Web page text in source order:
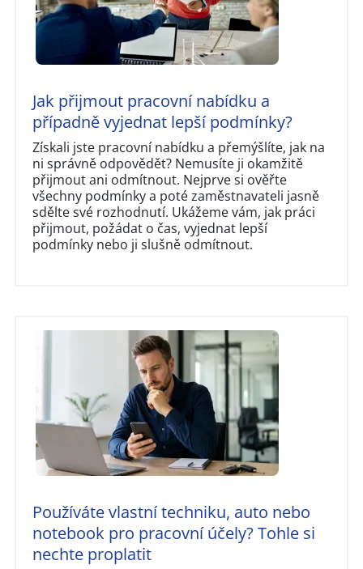
Jak přijmout pracovní nabídku a
případně vyjednat lepší podmínky?
Získali jste pracovní nabídku a přemýšlíte, jak na
ni správně odpovědět? Nemusíte ji okamžitě
přijmout ani odmítnout. Nejprve si ověřte
všechny podmínky a poté zaměstnavateli jasně
sdělte své rozhodnutí. Ukážeme vám, jak práci
přijmout, požádat o čas, vyjednat lepší
podmínky nebo ji slušně odmítnout.
Používáte vlastní techniku, auto nebo
notebook pro pracovní účely? Tohle si
nechte proplatit